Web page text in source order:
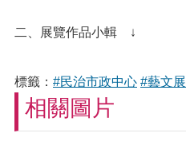
導
分
類
二、展覽作品小輯 ↓
標籤： #民治市政中心 #藝文展
相關圖片